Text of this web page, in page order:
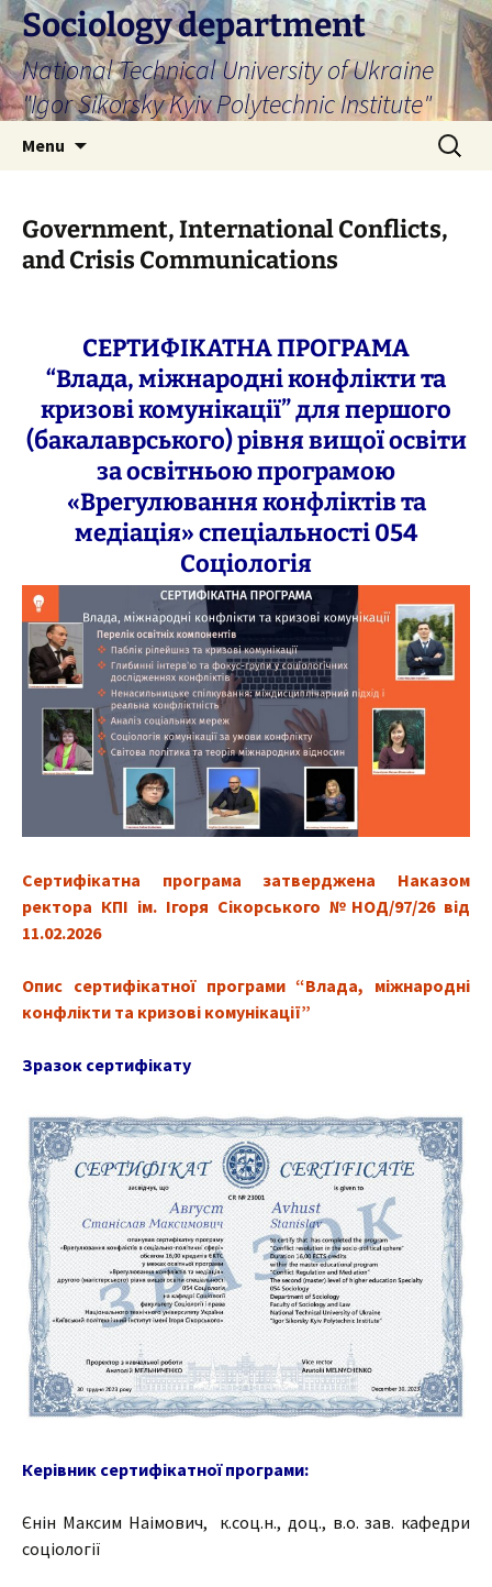
Skip
to
content
Sociology department
National Technical University of Ukraine
"Igor Sikorsky Kyiv Polytechnic Institute"
Menu
Search
for:
Government, International Conflicts,
and Crisis Communications
СЕРТИФІКАТНА ПРОГРАМА
“Влада, міжнародні конфлікти та
кризові комунікації”для першого
(бакалаврського) рівня вищої освіти
за освітньою програмою
«Врегулювання конфліктів та
медіація»спеціальності 054
Соціологія
Сертифікатна програма затверджена Наказом
ректора КПІ ім. Ігоря Сікорського №НОД/97/26 від
11.02.2026
Опис сертифікатної програми “Влада, міжнародні
конфлікти та кризові комунікації”
Зразок сертифікату
Керівник сертифікатної програми:
Єнін Максим Наімович, к.соц.н., доц., в.о. зав. кафедри
соціології